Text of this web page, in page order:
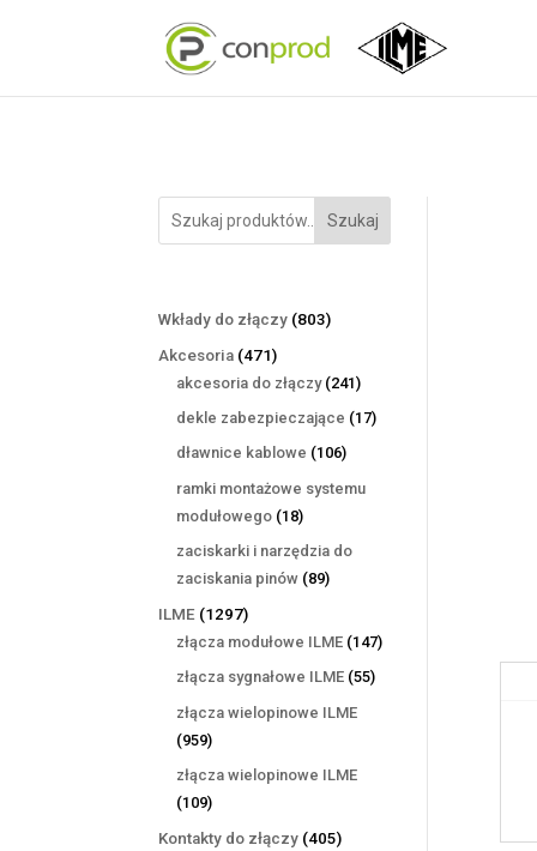
Szukaj
Wkłady do złączy 803803
Akcesoria 471471
produktów
akcesoria do złączy 241241
produktów
dekle zabezpieczające 1717
dławnice kablowe 106106
ramki montażowe systemu
modułowego 1818
produktów
zaciskarki i narzędzia do
zaciskania pinów 8989
ILME 12971297
produktów
złącza modułowe ILME 147147
złącza sygnałowe ILME 5555
złącza wielopinowe ILME
959959
produktów
złącza wielopinowe ILME
109109
produktów
Kontakty do złączy 405405